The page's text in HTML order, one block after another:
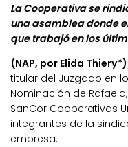
La Cooperativa se
una asamblea donde
que trabajó en los
(NAP, por Elida Thiery*)
titular del Juzgado en
Nominación de
SanCor Cooperativas
integrantes de la
empresa.